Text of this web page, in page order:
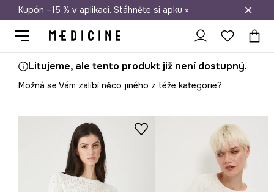
Doprava zdarma při nákupu nad 1 200 Kč
Kupón –15 % v aplikaci. Stáhněte si apku »
Litujeme, ale tento produkt již není dostupný.
Možná se Vám zalíbí něco jiného z téže kategorie?